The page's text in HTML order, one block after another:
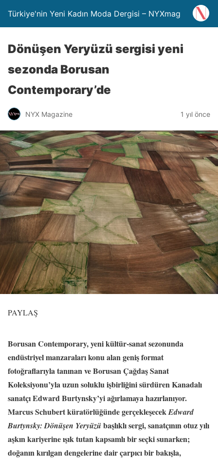
Türkiye'nin Yeni Kadın Moda Dergisi – NYXmag
Dönüşen Yeryüzü sergisi yeni
sezonda Borusan
Contemporary’de
NYX Magazine 1 yıl önce
PAYLAŞ
Borusan Contemporary, yeni kültür-sanat sezonunda
endüstriyel manzaraları konu alan geniş format
fotoğraflarıyla tanınan ve Borusan Çağdaş Sanat
Koleksiyonu’yla uzun soluklu işbirliğini sürdüren Kanadalı
sanatçı Edward Burtynsky’yi ağırlamaya hazırlanıyor.
Marcus Schubert küratörlüğünde gerçekleşecekEdward
Burtynsky: Dönüşen Yeryüzü başlıklı sergi, sanatçının otuz yılı
aşkın kariyerine ışık tutan kapsamlı bir seçki sunarken;
doğanın kırılgan dengelerine dair çarpıcı bir bakışla,